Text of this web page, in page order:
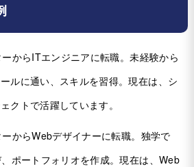
からITエンジニアに転職。未経験から
ルに通い、スキルを習得。現在は、シ
クトで活躍しています。
からWebデザイナーに転職。独学で
ポートフォリオを作成。現在は、Web